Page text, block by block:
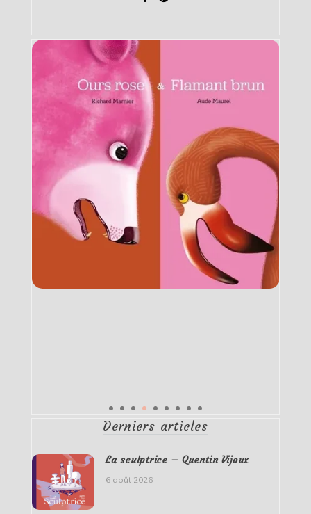
Derniers articles
La sculptrice – Quentin Vijoux
6 août 2026